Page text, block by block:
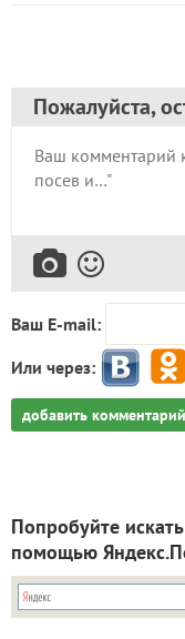
Пожалуйста,
Ваш E-mail:
Или через:
добавить комментарий
Попробуйте
помощью